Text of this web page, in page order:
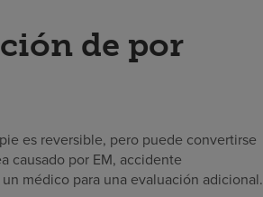
de por
es reversible, pero puede convertirse
causado por EM, accidente
médico para una evaluación adicional.